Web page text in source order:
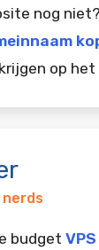
nog
op
nerds
budget